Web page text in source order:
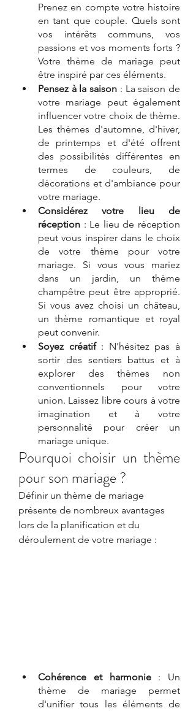
Prenez en compte votre histoire
en tant que couple. Quels sont
vos intérêts communs, vos
passions et vos moments forts ?
Votre thème de mariage peut
être inspiré par ces éléments.
Pensez à la saison : La saison de
votre mariage peut également
influencer votre choix de thème.
Les thèmes d'automne, d'hiver,
de printemps et d'été offrent
des possibilités différentes en
termes de couleurs, de
décorations et d'ambiance pour
votre mariage.
Considérez votre lieu de
réception : Le lieu de réception
peut vous inspirer dans le choix
de votre thème pour votre
mariage. Si vous vous mariez
dans un jardin, un thème
champêtre peut être approprié.
Si vous avez choisi un château,
un thème romantique et royal
peut convenir.
Soyez créatif : N'hésitez pas à
sortir des sentiers battus et à
explorer des thèmes non
conventionnels pour votre
union. Laissez libre cours à votre
imagination et à votre
personnalité pour créer un
mariage unique.
Pourquoi choisir un thème
pour son mariage ?
Définir un thème de mariage
présente de nombreux avantages
lors de la planification et du
déroulement de votre mariage :
Cohérence et harmonie : Un
thème de mariage permet
d'unifier tous les éléments de